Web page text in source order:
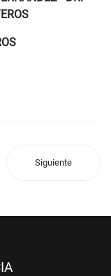
Siguiente